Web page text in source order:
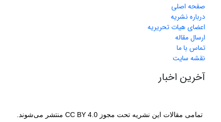
صفحه اصلی
درباره نشریه
اعضای هیات تحریریه
ارسال مقاله
تماس با ما
نقشه سایت
آخرین اخبار
تمامی مقالات این نشریه تحت مجوز CC BY 4.0 منتشر می‌شوند.